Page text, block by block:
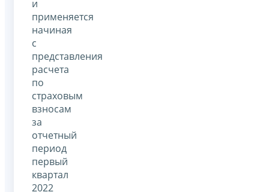
и
применяется
начиная
с
представления
расчета
по
страховым
взносам
за
отчетный
период
первый
квартал
2022